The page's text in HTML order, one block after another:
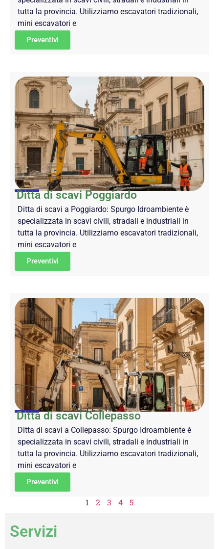
tutta la provincia. Utilizziamo escavatori tradizionali,
mini escavatori e
Preventivi
Ditta di scavi Poggiardo
Ditta di scavi a Poggiardo: Spurgo Idroambiente è
specializzata in scavi civili, stradali e industriali in
tutta la provincia. Utilizziamo escavatori tradizionali,
mini escavatori e
Preventivi
Ditta di scavi Collepasso
Ditta di scavi a Collepasso: Spurgo Idroambiente è
specializzata in scavi civili, stradali e industriali in
tutta la provincia. Utilizziamo escavatori tradizionali,
mini escavatori e
Preventivi
1 2 3 4 5
Servizi